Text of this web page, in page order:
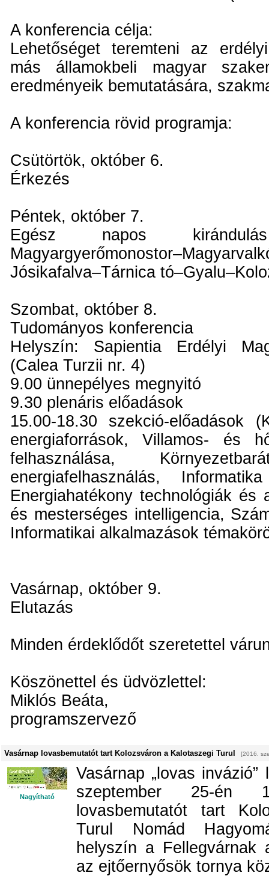
A konferencia célja:
Lehetőséget teremteni az
más államokbeli magyar
eredményeik bemutatására,
A konferencia rövid programja:
Csütörtök, október 6.
Érkezés
Péntek, október 7.
Egész napos
Jósikafalva–Tárnica
Szombat, október 8.
Tudományos konferencia
Helyszín: Sapientia Erdélyi
(Calea Turzii nr. 4)
9.00 ünnepélyes megnyitó
9.30 plenáris előadások
15.00-18.30 szekció-előadások
energiaforrások, Villamos- és
felhasználása,
energiafelhasználás,
Energiahatékony technológiák és
és mesterséges intelligencia,
Informatikai alkalmazások
Vasárnap, október 9.
Elutazás
Minden érdeklődőt szeretettel
Köszönettel és üdvözlettel:
Miklós Beáta,
programszervező
Vasárnap lovasbemutatót tart Kolozsváron a Kalotaszegi Turul [2016.
Nagyítható
Vasárnap „lovas
szeptember 25-én
lovasbemutatót tart
Turul Nomád
helyszín a Fellegvárnak
az ejtőernyősök tornya